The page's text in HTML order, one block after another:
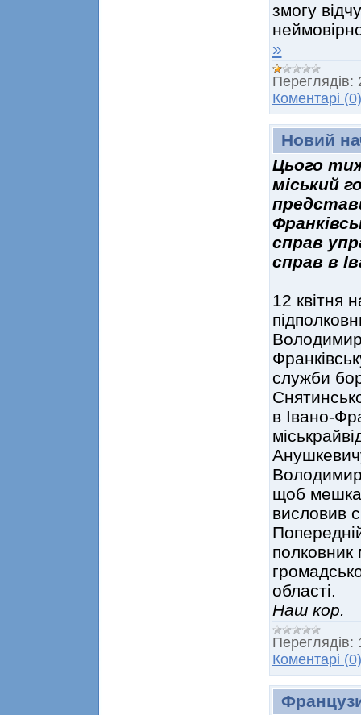
змогу
»
Переглядів:
Коментарі (0)
Новий
Цього
міський
справ
справ в
12 квітня
служби
в Івано-
щоб
висловив
полковник
області.
Наш кор.
Переглядів:
Коментарі (0)